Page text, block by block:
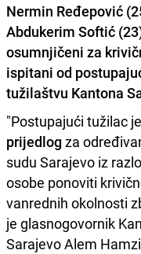
Nermin Ređepović
Abdukerim Softić
osumnjičeni za
ispitani od
tužilaštvu Kantona
"Postupajući tužilac je
prijedlogza
sudu Sarajevo iz
osobe ponoviti
vanrednih okolnosti
je glasnogovornik
Sarajevo Alem